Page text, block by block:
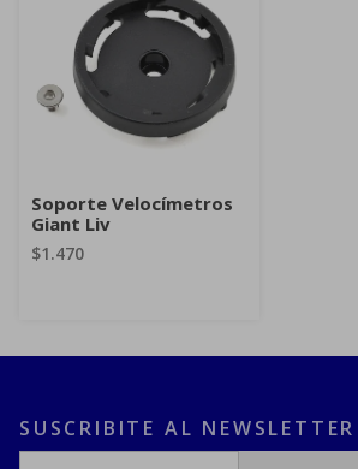
Soporte Velocímetros
Giant Liv
$1.470
SUSCRIBITE AL NEWSLETTER